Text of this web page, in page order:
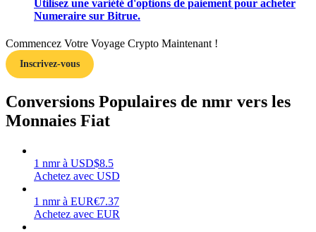
Gagner
Utilisez une variété d'options de paiement pour acheter
Numeraire sur Bitrue.
Commencez Votre Voyage Crypto Maintenant !
Inscrivez-vous
Conversions Populaires de nmr vers les
Monnaies Fiat
1 nmr à USD$8.5
Achetez avec USD
1 nmr à EUR€7.37
Achetez avec EUR